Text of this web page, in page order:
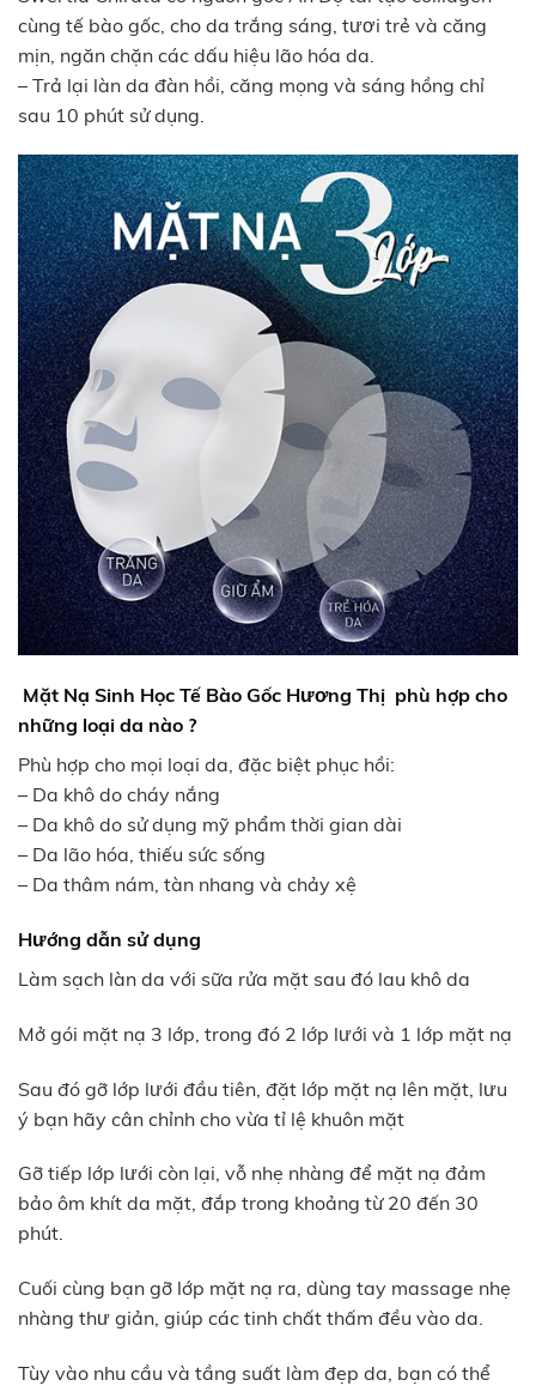
cùng tế bào gốc, cho da trắng sáng, tươi trẻ và căng
mịn, ngăn chặn các dấu hiệu lão hóa da.
– Trả lại làn da đàn hồi, căng mọng và sáng hồng chỉ
sau 10 phút sử dụng.
Mặt Nạ Sinh Học Tế Bào Gốc Hương Thị phù hợp cho
những loại da nào ?
Phù hợp cho mọi loại da, đặc biệt phục hồi:
– Da khô do cháy nắng
– Da khô do sử dụng mỹ phẩm thời gian dài
– Da lão hóa, thiếu sức sống
– Da thâm nám, tàn nhang và chảy xệ
Hướng dẫn sử dụng
Làm sạch làn da với sữa rửa mặt sau đó lau khô da
Mở gói mặt nạ 3 lớp, trong đó 2 lớp lưới và 1 lớp mặt nạ
Sau đó gỡ lớp lưới đầu tiên, đặt lớp mặt nạ lên mặt, lưu
ý bạn hãy cân chỉnh cho vừa tỉ lệ khuôn mặt
Gỡ tiếp lớp lưới còn lại, vỗ nhẹ nhàng để mặt nạ đảm
bảo ôm khít da mặt, đắp trong khoảng từ 20 đến 30
phút.
Cuối cùng bạn gỡ lớp mặt nạ ra, dùng tay massage nhẹ
nhàng thư giản, giúp các tinh chất thấm đều vào da.
Tùy vào nhu cầu và tầng suất làm đẹp da, bạn có thể